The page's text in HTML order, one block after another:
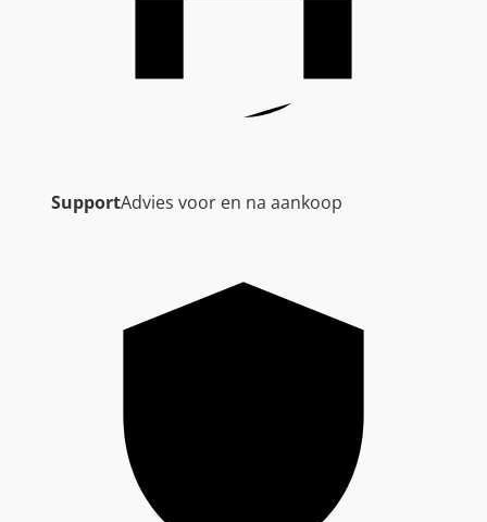
SupportAdvies voor en na aankoop